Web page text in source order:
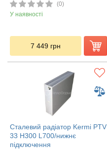
(0)
У наявності
7 449 грн
Сталевий радіатор Kermi PTV
33 H300 L700/нижнє
підключення